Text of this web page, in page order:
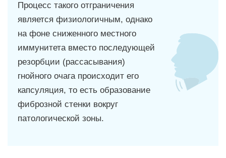
Процесс такого отграничения
является физиологичным, однако
на фоне сниженного местного
иммунитета вместо последующей
резорбции (рассасывания)
гнойного очага происходит его
капсуляция, то есть образование
фиброзной стенки вокруг
патологической зоны.